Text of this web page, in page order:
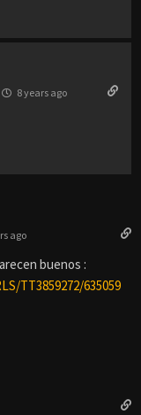
8 years ago
ago
buenos :
TT3859272/635059